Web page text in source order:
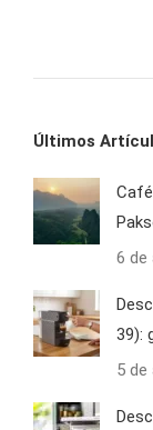
Últimos
6 de
39):
5 de